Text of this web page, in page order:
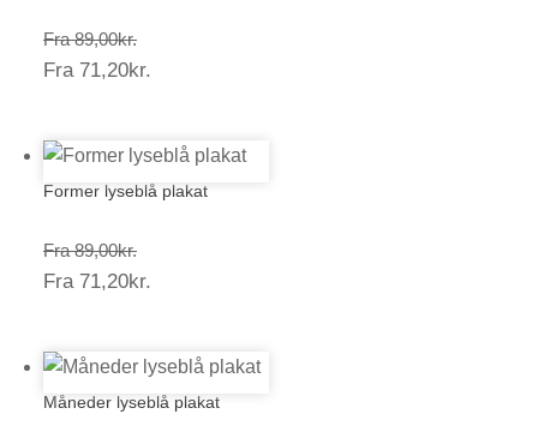
Fra 89,00kr.Prisinterval:
89,00kr.
Fra 71,20kr.
Former lyseblå plakat
Fra 89,00kr.Prisinterval:
89,00kr.
Fra 71,20kr.
Måneder lyseblå plakat